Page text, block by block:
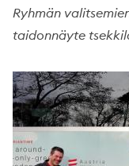
Ryhmän
taidonnäyte